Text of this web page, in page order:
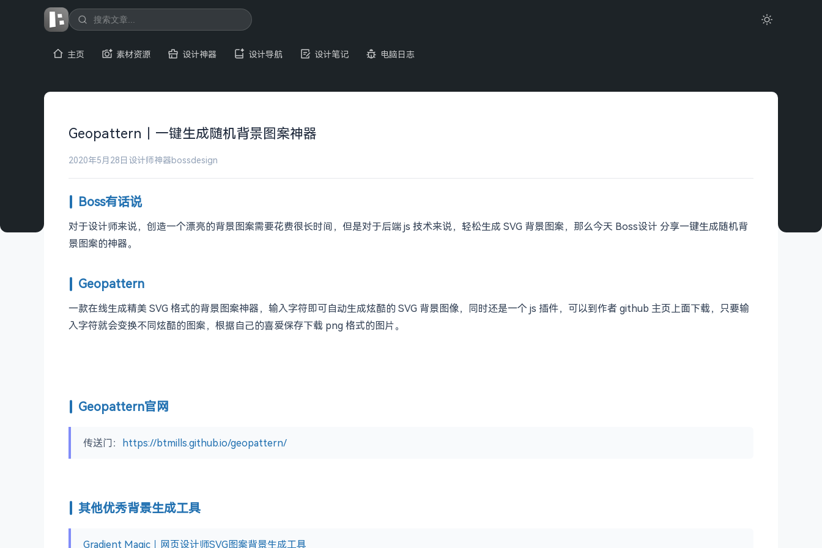
主页 素材资源 设计神器 设计导航 设计笔记 电脑日志
Geopattern｜一键生成随机背景图案神器
2020年5月28日 设计师神器bossdesign
Boss有话说
对于设计师来说，创造一个漂亮的背景图案需要花费很长时间，但是对于后端 js 技术来说，轻松生成 SVG 背景图案，那么今天 Boss设计 分享一键生成随机背
景图案的神器。
Geopattern
一款在线生成精美 SVG 格式的背景图案神器，输入字符即可自动生成炫酷的 SVG 背景图像，同时还是一个 js 插件，可以到作者 github 主页上面下载，只要输
入字符就会变换不同炫酷的图案，根据自己的喜爱保存下载 png 格式的图片。
Geopattern官网
传送门： https://btmills.github.io/geopattern/
其他优秀背景生成工具
Gradient Magic​｜网页设计师SVG图案背景生成工具